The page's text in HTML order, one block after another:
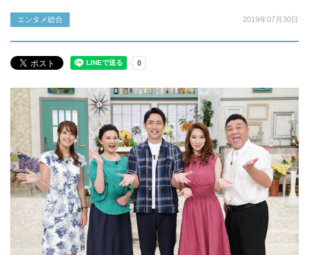
エンタメ総合 2019年07月30日